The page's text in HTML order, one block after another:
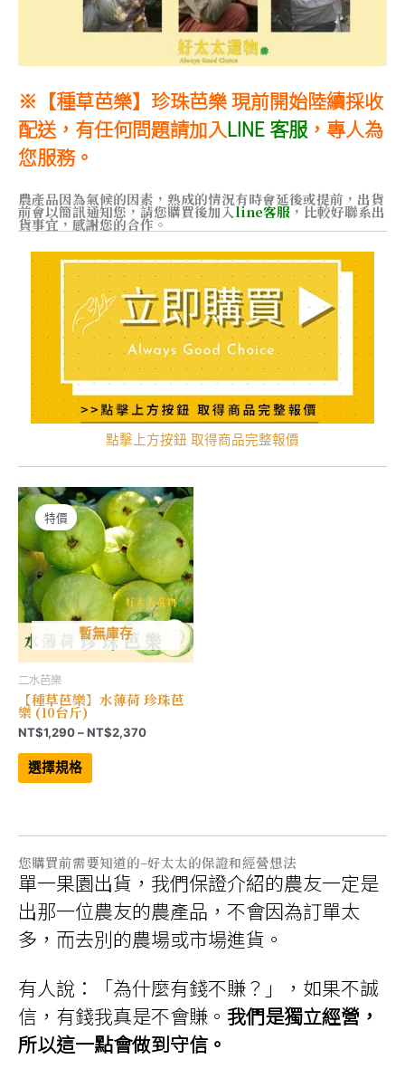
※【種草芭樂】珍珠芭樂 現前開始陸續採收
配送，有任何問題請加入LINE 客服 ，專人為
您服務。
農產品因為氣候的因素，熟成的情況有時會延後或提前，出貨
前會以簡訊通知您，請您購買後加入line客服，比較好聯系出
貨事宜，感謝您的合作。
點擊上方按鈕 取得商品完整報價
暫無庫存
特價
二水芭樂
【種草芭樂】水薄荷 珍珠芭
樂 (10台斤)
NT$1,290–NT$2,370價
選擇規格
此
品
式。
可
在
產
品
頁
面
選
擇
您購買前需要知道的–好太太的保證和經營想法
單一果園出貨，我們保證介紹的農友一定是
出那一位農友的農產品，不會因為訂單太
多，而去別的農場或市場進貨。
有人說：「為什麼有錢不賺？」，如果不誠
信，有錢我真是不會賺。 我們是獨立經營，
所以這一點會做到守信。